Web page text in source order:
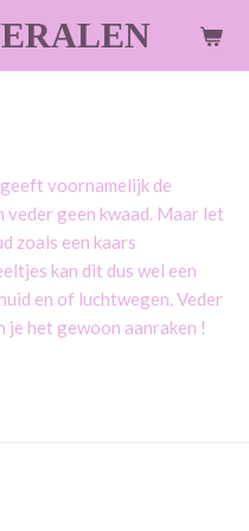
voornamelijk de
geen kwaad. Maar let
zoals een kaars
kan dit dus wel een
en of luchtwegen. Veder
het gewoon aanraken !